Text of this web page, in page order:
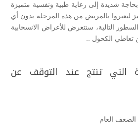
شديدة إلى رعاية طبية ونفسية متميزة
ليعبروا بالمريض من هذه المرحلة بدون أي
التالية، سنتعرض للأعراض الانسحابية
تعاطي الكحول ..
التي تنتج عند التوقف عن